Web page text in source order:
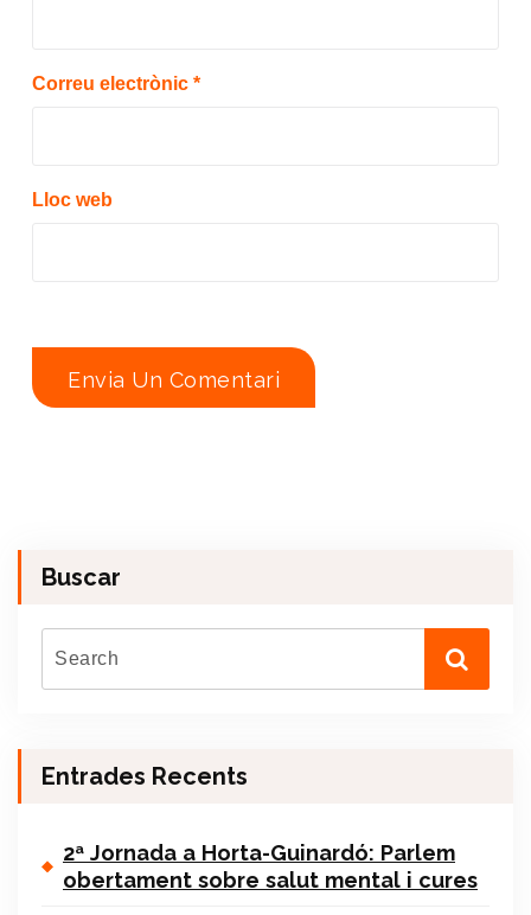
Correu electrònic *
Lloc web
Buscar
Entrades Recents
2ª Jornada a Horta-Guinardó: Parlem
obertament sobre salut mental i cures